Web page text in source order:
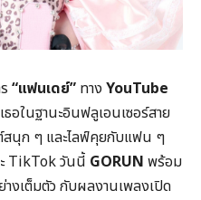
“แฟนเดย์” ทาง YouTube
ธอในฐานะอินฟลูเอนเซอร์สาย
นุก ๆ และไลฟ์คุยกับแฟน ๆ
TikTok วันนี้ GORUN พร้อม
งเต็มตัว กับผลงานเพลงเปิด